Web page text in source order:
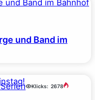
und Band im
Klicks: 2678